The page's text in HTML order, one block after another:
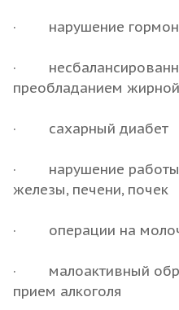
· нарушение
·
преобладанием
· сахарный диабет
· нарушение работы
железы, печени, почек
· операции на
· малоактивный
прием алкоголя